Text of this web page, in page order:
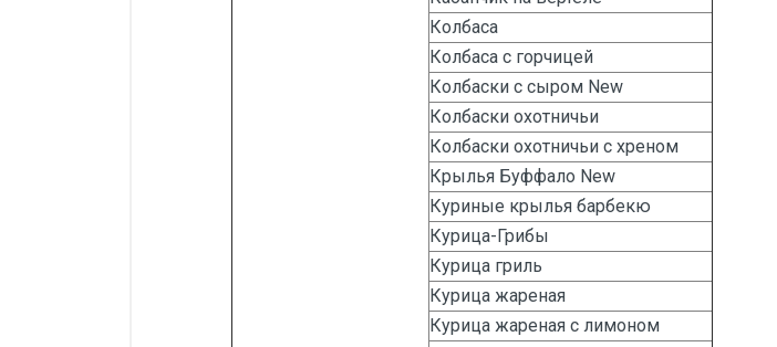
Колбаса
Колбаса с горчицей
Колбаски с сыром New
Колбаски охотничьи
Колбаски охотничьи с хреном
Крылья Буффало New
Куриные крылья барбекю
Курица-Грибы
Курица гриль
Курица жареная
Курица жареная с лимоном